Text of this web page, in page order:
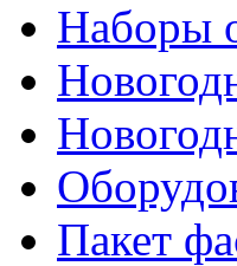
Наборы
Пакет